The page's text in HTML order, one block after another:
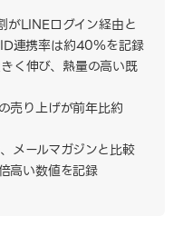
がLINEログイン経由と
連携率は約40％を記録
く伸び、熱量の高い既
売り上げが前年比約
メールマガジンと比較
高い数値を記録